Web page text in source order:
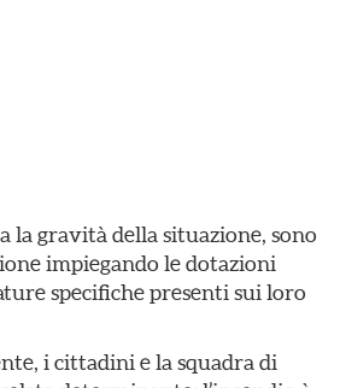
la gravità della situazione, sono
impiegando le dotazioni
specifiche presenti sui loro
i cittadini e la squadra di